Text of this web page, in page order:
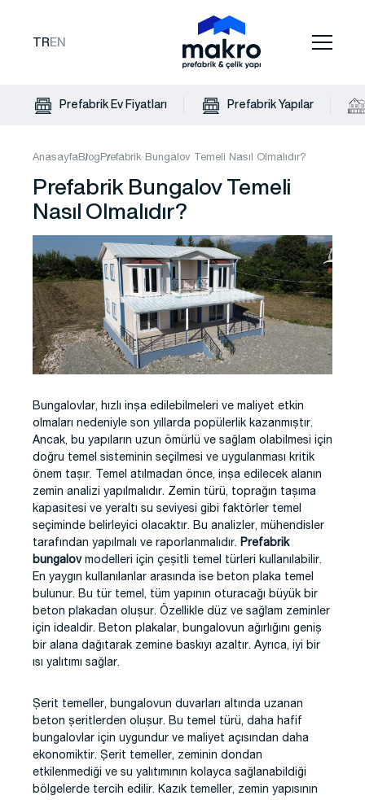
TR EN
Prefabrik Ev Fiyatları Prefabrik Yapılar
AnasayfaBlogPrefabrik Bungalov Temeli Nasıl Olmalıdır?
Prefabrik Bungalov Temeli
Nasıl Olmalıdır?
Bungalovlar, hızlı inşa edilebilmeleri ve maliyet etkin
olmaları nedeniyle son yıllarda popülerlik kazanmıştır.
Ancak, bu yapıların uzun ömürlü ve sağlam olabilmesi için
doğru temel sisteminin seçilmesi ve uygulanması kritik
önem taşır. Temel atılmadan önce, inşa edilecek alanın
zemin analizi yapılmalıdır. Zemin türü, toprağın taşıma
kapasitesi ve yeraltı su seviyesi gibi faktörler temel
seçiminde belirleyici olacaktır. Bu analizler, mühendisler
tarafından yapılmalı ve raporlanmalıdır. Prefabrik
bungalovmodelleri için çeşitli temel türleri kullanılabilir.
En yaygın kullanılanlar arasında ise beton plaka temel
bulunur. Bu tür temel, tüm yapının oturacağı büyük bir
beton plakadan oluşur. Özellikle düz ve sağlam zeminler
için idealdir. Beton plakalar, bungalovun ağırlığını geniş
bir alana dağıtarak zemine baskıyı azaltır. Ayrıca, iyi bir
ısı yalıtımı sağlar.
Şerit temeller, bungalovun duvarları altında uzanan
beton şeritlerden oluşur. Bu temel türü, daha hafif
bungalovlar için uygundur ve maliyet açısından daha
ekonomiktir. Şerit temeller, zeminin dondan
etkilenmediği ve su yalıtımının kolayca sağlanabildiği
bölgelerde tercih edilir. Kazık temeller, zemin yapısının